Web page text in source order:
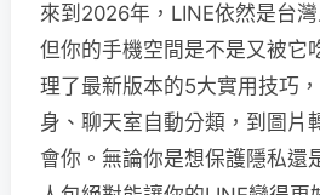
來到2026年，LINE依然是台
但你的手機空間是不是又被它
理了最新版本的5大實用技巧
身、聊天室自動分類，到圖片
會你。無論你是想保護隱私還